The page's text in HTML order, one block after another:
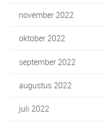
november 2022
oktober 2022
september 2022
augustus 2022
juli 2022